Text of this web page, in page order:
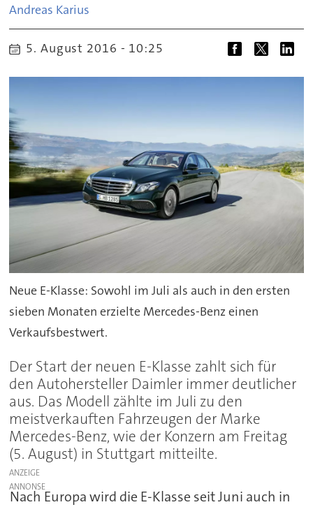
Andreas Karius
5. August 2016 - 10:25
Neue E-Klasse: Sowohl im Juli als auch in den ersten
sieben Monaten erzielte Mercedes-Benz einen
Verkaufsbestwert.
Der Start der neuen E-Klasse zahlt sich für
den Autohersteller Daimler immer deutlicher
aus. Das Modell zählte im Juli zu den
meistverkauften Fahrzeugen der Marke
Mercedes-Benz, wie der Konzern am Freitag
(5. August) in Stuttgart mitteilte.
ANZEIGE
Nach Europa wird die E-Klasse seit Juni auch in